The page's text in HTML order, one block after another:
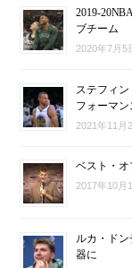
2019-
ブチーム
2020年7月5
ステフィ
フォーマン
2021年11月
ベスト・オ
2017年10月
ルカ・ド
器に